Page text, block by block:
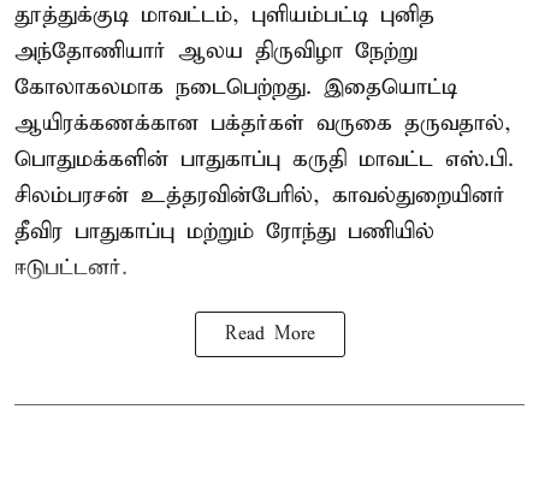
தூத்துக்குடி மாவட்டம், புளியம்பட்டி புனித
அந்தோணியார் ஆலய திருவிழா நேற்று
கோலாகலமாக நடைபெற்றது. இதையொட்டி
ஆயிரக்கணக்கான பக்தர்கள் வருகை தருவதால்,
பொதுமக்களின் பாதுகாப்பு கருதி மாவட்ட எஸ்.பி.
சிலம்பரசன் உத்தரவின்பேரில், காவல்துறையினர்
தீவிர பாதுகாப்பு மற்றும் ரோந்து பணியில்
ஈடுபட்டனர்.
Read More